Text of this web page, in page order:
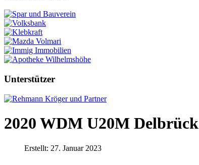
Unterstützer
2020 WDM U20M Delbrück
Erstellt: 27. Januar 2023